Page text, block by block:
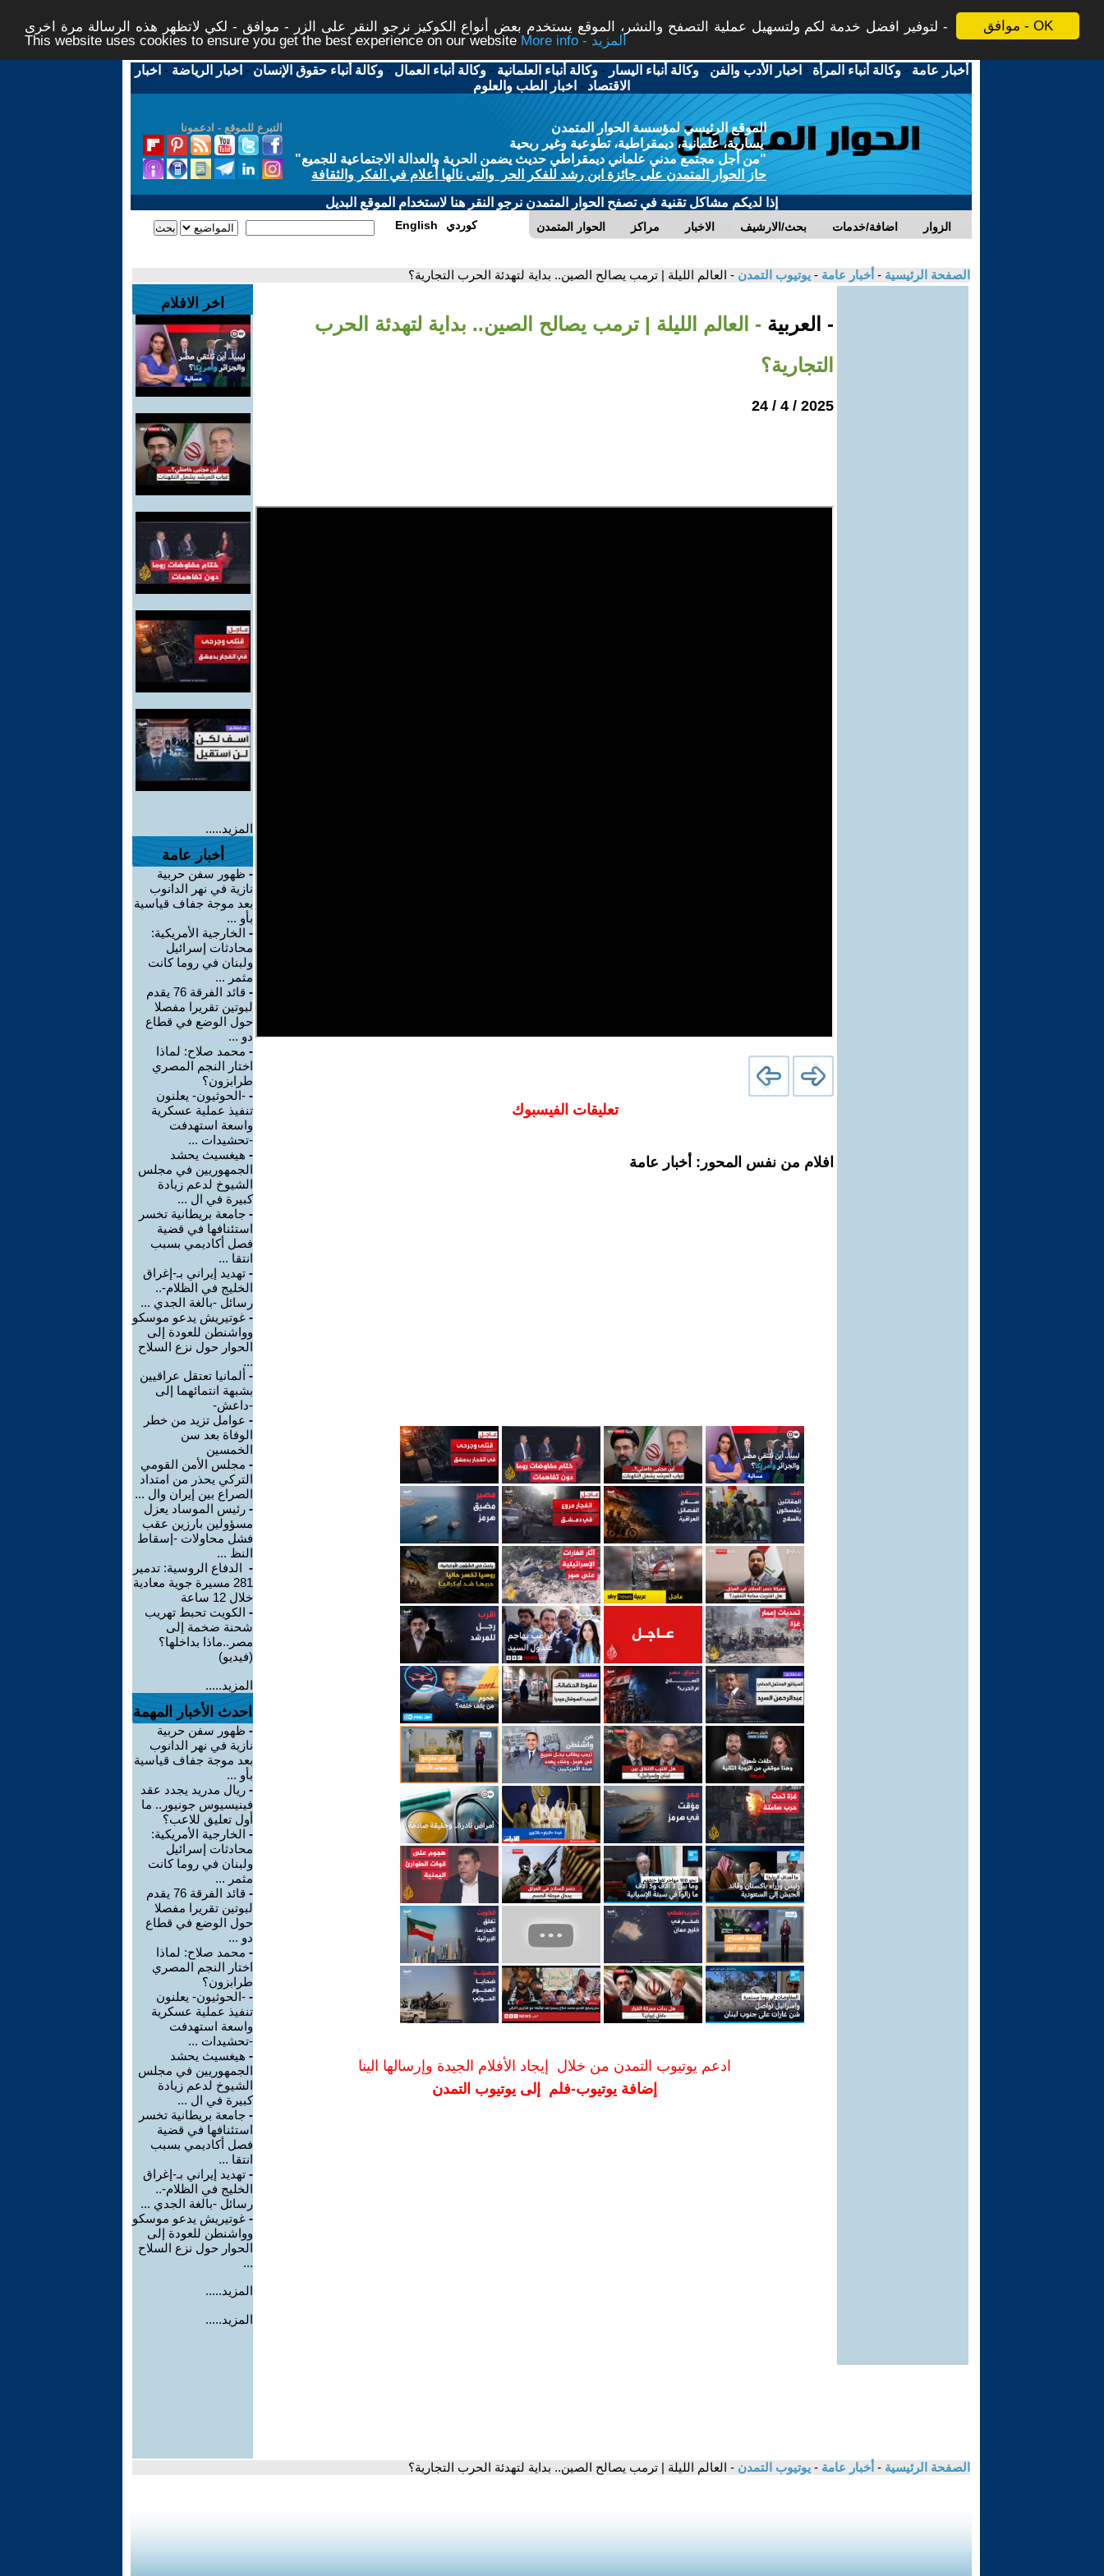
موافق - OK
لتوفير افضل خدمة لكم ولتسهيل عملية التصفح والنشر، الموقع يستخدم بعض أنواع الكوكيز نرجو النقر على الزر - موافق - لكي لاتظهر هذه الرسالة مرة اخرى -
This website uses cookies to ensure you get the best experience on our website
More info - المزيد
أخبار عامة -وكالة أنباء المرأة - اخبار الأدب والفن -وكالة أنباء اليسار -وكالة أنباء العلمانية -وكالة أنباء العمال -وكالة أنباء حقوق الإنسان - اخبار الرياضة - اخبار
الاقتصاد - اخبار الطب والعلوم
التبرع للموقع - ادعمونا
الموقع الرئيسي لمؤسسة الحوار المتمدن
يسارية، علمانية، ديمقراطية، تطوعية وغير ربحية
"من أجل مجتمع مدني علماني ديمقراطي حديث يضمن الحرية والعدالة الاجتماعية للجميع"
حاز الحوار المتمدن على جائزة ابن رشد للفكر الحر والتى نالها أعلام في الفكر والثقافة
إذا لديكم مشاكل تقنية في تصفح الحوار المتمدن نرجو النقر هنا لاستخدام الموقع البديل
الحوار المتمدن مراكز الاخبار بحث/الارشيف اضافة/خدمات الزوار English كوردي
الصفحة الرئيسية - أخبار عامة - يوتيوب التمدن - العالم الليلة | ترمب يصالح الصين.. بداية لتهدئة الحرب التجارية؟
- العربية - العالم الليلة | ترمب يصالح الصين.. بداية لتهدئة الحرب
التجارية؟
2025 / 4 / 24
تعليقات الفيسبوك
افلام من نفس المحور: أخبار عامة
ادعم يوتيوب التمدن من خلال إيجاد الأفلام الجيدة وإرسالها الينا
إضافة يوتيوب-فلم إلى يوتيوب التمدن
اخر الافلام
المزيد.....
أخبار عامة
- ظهور سفن حربية
نازية في نهر الدانوب
بعد موجة جفاف قياسية
بأو ...
- الخارجية الأمريكية:
محادثات إسرائيل
ولبنان في روما كانت
مثمر ...
-
قائد الفرقة 76 يقدم
لبوتين تقريرا مفصلا
حول الوضع في قطاع
دو ...
- محمد صلاح: لماذا
اختار النجم المصري
طرابزون؟
- -الحوثيون- يعلنون
تنفيذ عملية عسكرية
واسعة استهدفت
-تحشيدات ...
- هيغسيث يحشد
الجمهوريين في مجلس
الشيوخ لدعم زيادة
كبيرة في ال ...
- جامعة بريطانية تخسر
استئنافها في قضية
فصل أكاديمي بسبب
انتقا ...
- تهديد إيراني بـ-إغراق
الخليج في الظلام-..
رسائل -بالغة الجدي ...
- غوتيريش يدعو موسكو
وواشنطن للعودة إلى
الحوار حول نزع السلاح
...
- ألمانيا تعتقل عراقيين
بشبهة انتمائهما إلى
-داعش-
- عوامل تزيد من خطر
الوفاة بعد سن
الخمسين
- مجلس الأمن القومي
التركي يحذر من امتداد
الصراع بين إيران وال ...
- رئيس الموساد يعزل
مسؤولين بارزين عقب
فشل محاولات -إسقاط
النظ ...
- الدفاع الروسية: تدمير
281 مسيرة جوية معادية
خلال 12 ساعة
- الكويت تحبط تهريب
شحنة ضخمة إلى
مصر..ماذا بداخلها؟
(فيديو)
المزيد.....
احدث الأخبار المهمة
- ظهور سفن حربية
نازية في نهر الدانوب
بعد موجة جفاف قياسية
بأو ...
- ريال مدريد يجدد عقد
فينيسيوس جونيور.. ما
أول تعليق للاعب؟
- الخارجية الأمريكية:
محادثات إسرائيل
ولبنان في روما كانت
مثمر ...
-
قائد الفرقة 76 يقدم
لبوتين تقريرا مفصلا
حول الوضع في قطاع
دو ...
- محمد صلاح: لماذا
اختار النجم المصري
طرابزون؟
- -الحوثيون- يعلنون
تنفيذ عملية عسكرية
واسعة استهدفت
-تحشيدات ...
- هيغسيث يحشد
الجمهوريين في مجلس
الشيوخ لدعم زيادة
كبيرة في ال ...
- جامعة بريطانية تخسر
استئنافها في قضية
فصل أكاديمي بسبب
انتقا ...
- تهديد إيراني بـ-إغراق
الخليج في الظلام-..
رسائل -بالغة الجدي ...
- غوتيريش يدعو موسكو
وواشنطن للعودة إلى
الحوار حول نزع السلاح
...
المزيد.....
المزيد.....
الصفحة الرئيسية - أخبار عامة - يوتيوب التمدن - العالم الليلة | ترمب يصالح الصين.. بداية لتهدئة الحرب التجارية؟